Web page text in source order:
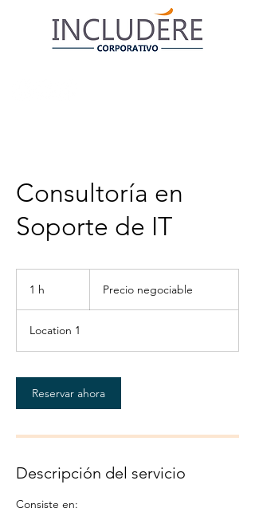
Consultoría en
Soporte de IT
1 h Precio negociable
Location 1
Reservar ahora
Descripción del servicio
Consiste en: